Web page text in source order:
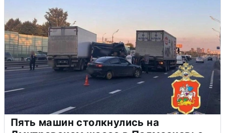
Пять машин столкнулись на